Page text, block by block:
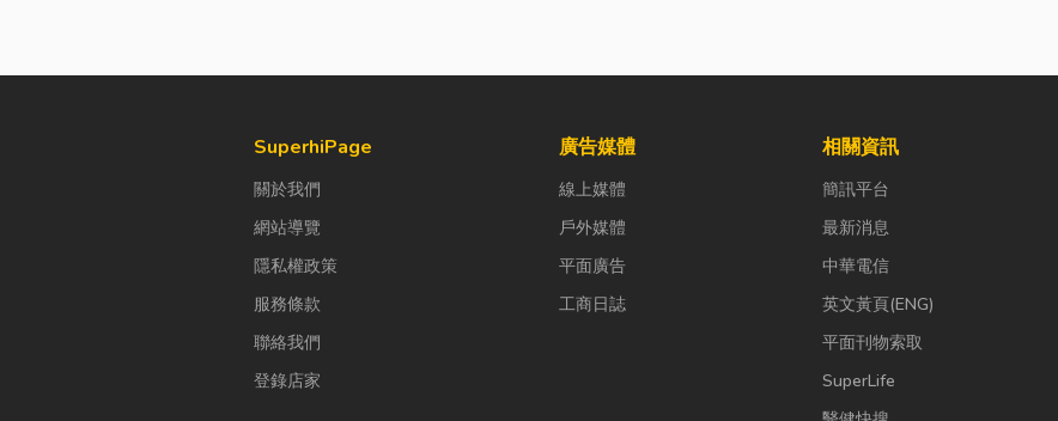
「七夕情...SuperhiPage
關於我們
網站導覽
隱私權政策
服務條款
聯絡我們
登錄店家
廣告媒體
線上媒體
戶外媒體
平面廣告
工商日誌
相關資訊
簡訊平台
最新消息
中華電信
英文黃頁(ENG)
平面刊物索取
SuperLife